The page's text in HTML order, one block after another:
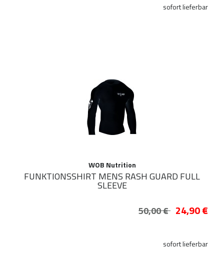
sofort lieferbar
WOB Nutrition
FUNKTIONSSHIRT MENS RASH GUARD FULL
SLEEVE
50,00 € 24,90 €
sofort lieferbar